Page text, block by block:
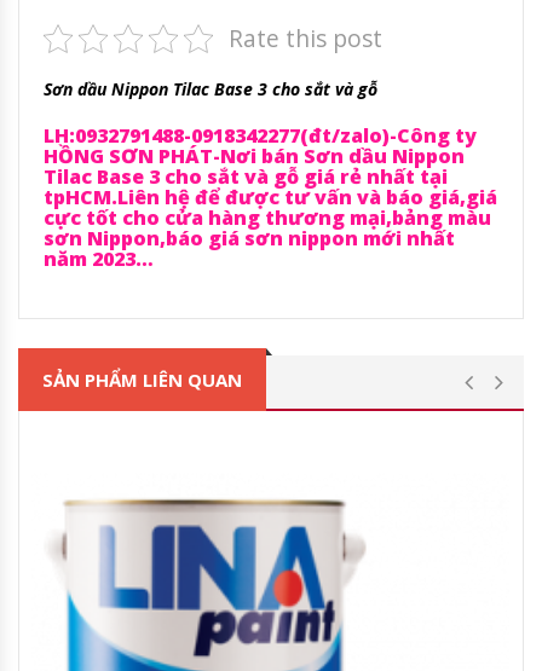
Rate this post
Sơn dầu Nippon Tilac Base 3 cho sắt và gỗ
LH:0932791488-0918342277(đt/zalo)-Công ty
HỒNG SƠN PHÁT-Nơi bán Sơn dầu Nippon
Tilac Base 3 cho sắt và gỗ giá rẻ nhất tại
tpHCM.Liên hệ để được tư vấn và báo giá,giá
cực tốt cho cửa hàng thương mại,bảng màu
sơn Nippon,báo giá sơn nippon mới nhất
năm 2023…
SẢN PHẨM LIÊN QUAN